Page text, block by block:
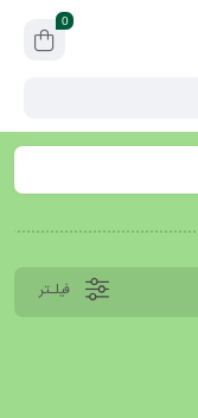
0
فیلـتر